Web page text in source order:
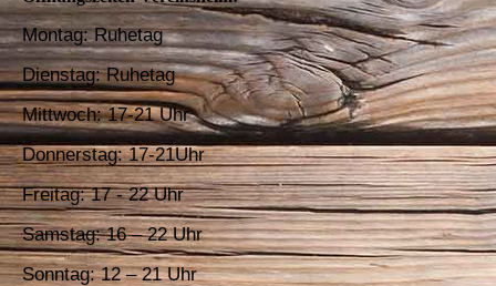
Montag: Ruhetag
Dienstag: Ruhetag
Mittwoch: 17-21 Uhr
Donnerstag: 17-21Uhr
Freitag: 17 - 22 Uhr
Samstag: 16 – 22 Uhr
Sonntag: 12 – 21 Uhr